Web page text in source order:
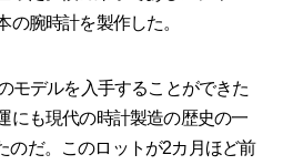
の腕時計を製作した。
モデルを入手することができた
にも現代の時計製造の歴史の一
のだ。このロットが2カ月ほど前